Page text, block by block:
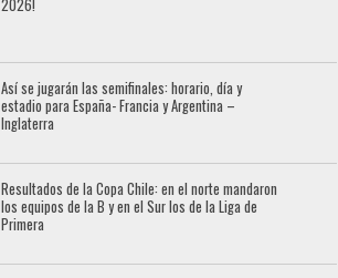
2026!
Así se jugarán las semifinales: horario, día y
estadio para España- Francia y Argentina –
Inglaterra
Resultados de la Copa Chile: en el norte mandaron
los equipos de la B y en el Sur los de la Liga de
Primera